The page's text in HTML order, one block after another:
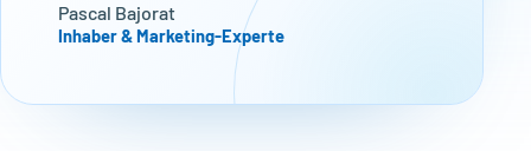
Pascal Bajorat
Inhaber & Marketing-Experte